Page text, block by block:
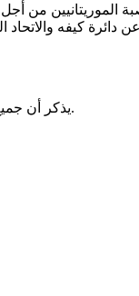
الموريتانيين
دائرة كيفه
يذكر أن جميع النواب المنتخبين عن هذه الأحزاب انتخبوا عن دوائر نسبية في نواكشوط واللوائح الوطنية المختلطة ولائحة النساء ودائرة كيفه النسبية.